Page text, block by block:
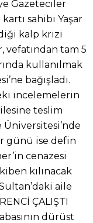
Gazeteciler
sahibi Yaşar
kalp krizi
vefatından tam 5
kullanılmak
bağışladı.
incelemelerin
teslim
günü ise defin
cenazesi
kılınacak
aile
ÇALIŞTI
dürüst